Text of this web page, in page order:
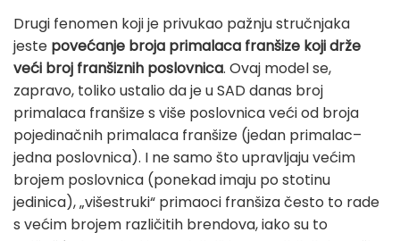
Drugi fenomen koji je privukao pažnju stručnjaka
jeste povećanje broja primalaca franšize koji drže
veći broj franšiznih poslovnica. Ovaj model se,
zapravo, toliko ustalio da je u SAD danas broj
primalaca franšize s više poslovnica veći od broja
pojedinačnih primalaca franšize (jedan primalac–
jedna poslovnica). I ne samo što upravljaju većim
brojem poslovnica (ponekad imaju po stotinu
jedinica), „višestruki“ primaoci franšiza često to rade
s većim brojem različitih brendova, iako su to